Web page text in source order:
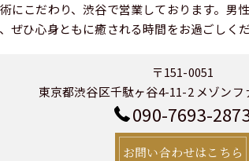
にこだわり、渋谷で営業しております。男
ぜひ心身ともに癒される時間をお過ごしくだ
〒151-0051
東京都渋谷区千駄ヶ谷4-11-2 メゾンフ
090-7693-
お問い合わせはこちら